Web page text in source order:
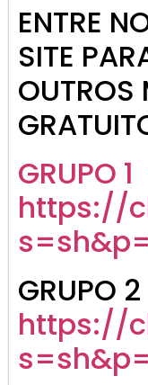
ENTRE
SITE
OUTROS
GRUPO
https://
GRUPO
https://